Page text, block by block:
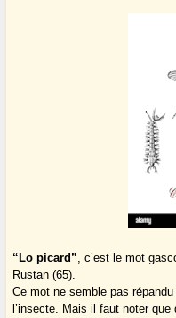
“Lo picard”, c’est le mot
Rustan (65).
Ce mot ne semble pas
l’insecte. Mais il faut noter